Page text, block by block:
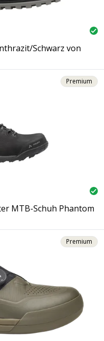
Schwarz von
Premium
MTB-Schuh Phantom
Premium